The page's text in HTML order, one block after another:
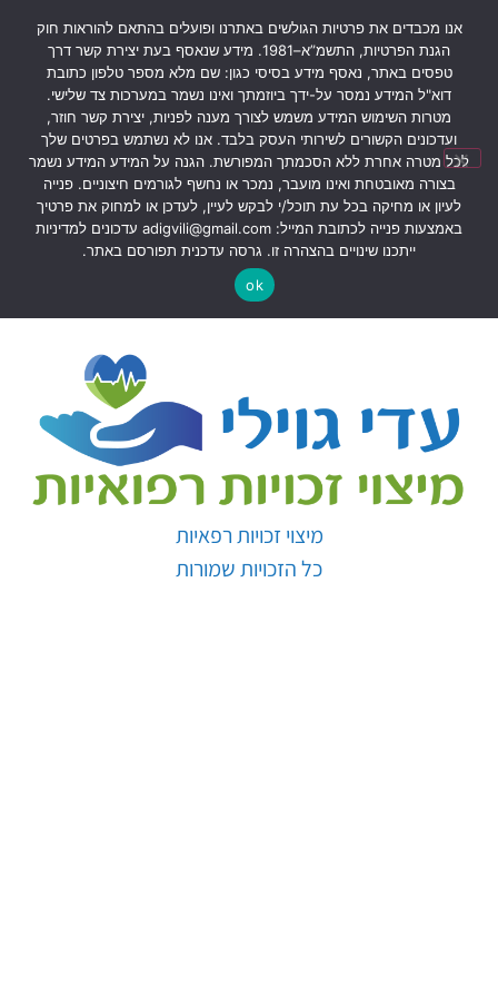
מיצוי זכויות רפאיות
מחבר:מונה אריאל
מיצוי זכויות רפאיות
כל הזכויות שמורות
אנו מכבדים את פרטיות הגולשים באתרנו ופועלים בהתאם להוראות חוק
הגנת הפרטיות, התשמ”א–1981. מידע שנאסף בעת יצירת קשר דרך
טפסים באתר, נאסף מידע בסיסי כגון: שם מלא מספר טלפון כתובת
דוא"ל המידע נמסר על-ידך ביוזמתך ואינו נשמר במערכות צד שלישי.
מטרות השימוש המידע משמש לצורך מענה לפניות, יצירת קשר חוזר,
ועדכונים הקשורים לשירותי העסק בלבד. אנו לא נשתמש בפרטים שלך
לכל מטרה אחרת ללא הסכמתך המפורשת. הגנה על המידע המידע נשמר
בצורה מאובטחת ואינו מועבר, נמכר או נחשף לגורמים חיצוניים. פנייה
לעיון או מחיקה בכל עת תוכל/י לבקש לעיין, לעדכן או למחוק את פרטיך
באמצעות פנייה לכתובת המייל: adigvili@gmail.com עדכונים למדיניות
ייתכנו שינויים בהצהרה זו. גרסה עדכנית תפורסם באתר.
ok